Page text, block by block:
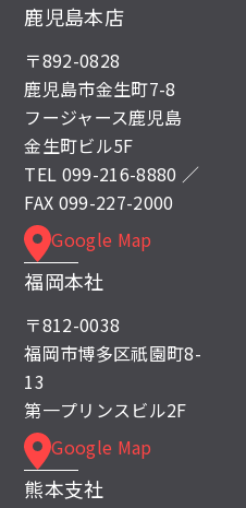
鹿児島本店
〒892-0828
鹿児島市金生町7-8
フージャース鹿児島
金生町ビル5F
TEL 099-216-8880 ／
FAX 099-227-2000
Google Map
福岡本社
〒812-0038
福岡市博多区祇園町8-
13
第一プリンスビル2F
Google Map
熊本支社